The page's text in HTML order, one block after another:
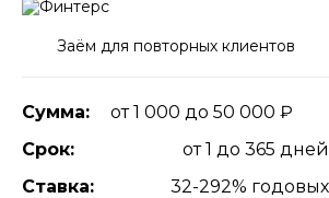
Заём для повторных клиентов
Сумма:
от 1 000 до 50 000
Срок:
от 1 до 365 дней
Ставка:
32-292% годовых